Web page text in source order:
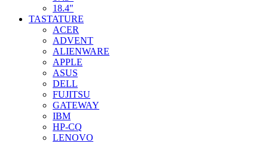
18.4"
TASTATURE
ACER
ADVENT
ALIENWARE
APPLE
ASUS
DELL
FUJITSU
GATEWAY
IBM
HP-CQ
LENOVO